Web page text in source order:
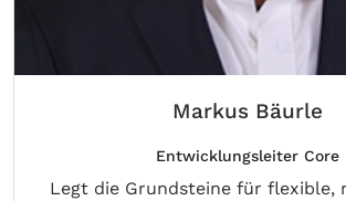
Markus Bäurle
Entwicklungsleiter Core
Legt die Grundsteine für flexible,